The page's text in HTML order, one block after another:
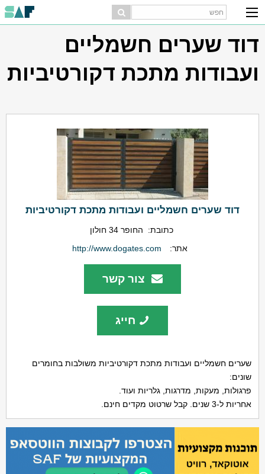
דוד שערים חשמליים
ועבודות מתכת דקורטיביות
דוד שערים חשמליים ועבודות מתכת דקורטיביות
כתובת:
החופר 34 חולון
אתר:
http://www.dogates.com
צור קשר
חייג
שערים חשמליים ועבודות מתכת דקורטיביות משולבות בחומרים
שונים:
פרגולות, מעקות, מדרגות, גלריות ועוד.
אחריות ל-3 שנים. קבל שרטוט מקדים חינם.